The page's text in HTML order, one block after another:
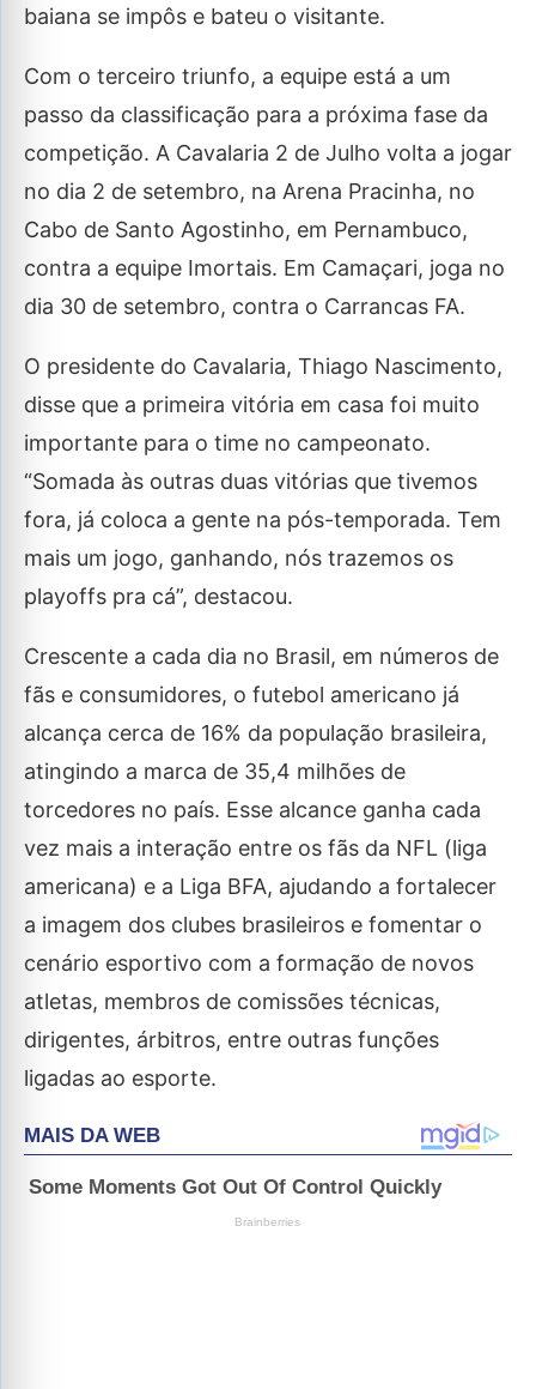
baiana se impôs e bateu o visitante.
Com o terceiro triunfo, a equipe está a um
passo da classificação para a próxima fase da
competição. A Cavalaria 2 de Julho volta a jogar
no dia 2 de setembro, na Arena Pracinha, no
Cabo de Santo Agostinho, em Pernambuco,
contra a equipe Imortais. Em Camaçari, joga no
dia 30 de setembro, contra o Carrancas FA.
O presidente do Cavalaria, Thiago Nascimento,
disse que a primeira vitória em casa foi muito
importante para o time no campeonato.
“Somada às outras duas vitórias que tivemos
fora, já coloca a gente na pós-temporada. Tem
mais um jogo, ganhando, nós trazemos os
playoffs pra cá”, destacou.
Crescente a cada dia no Brasil, em números de
fãs e consumidores, o futebol americano já
alcança cerca de 16% da população brasileira,
atingindo a marca de 35,4 milhões de
torcedores no país. Esse alcance ganha cada
vez mais a interação entre os fãs da NFL (liga
americana) e a Liga BFA, ajudando a fortalecer
a imagem dos clubes brasileiros e fomentar o
cenário esportivo com a formação de novos
atletas, membros de comissões técnicas,
dirigentes, árbitros, entre outras funções
ligadas ao esporte.